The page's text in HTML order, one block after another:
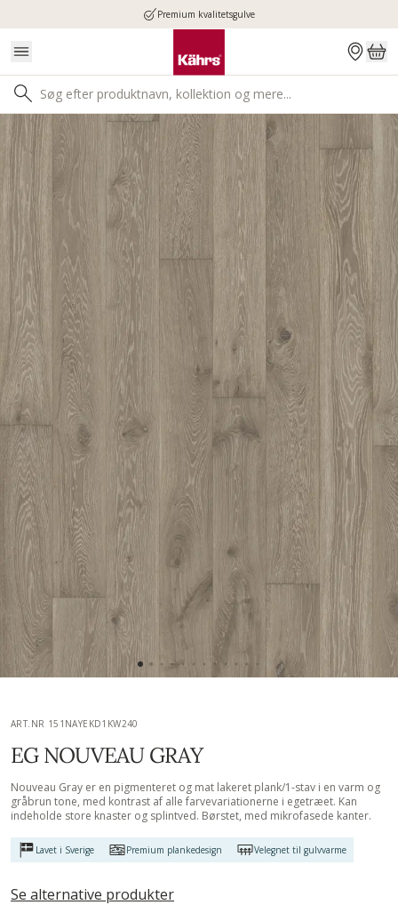
Premium kvalitetsgulve
ART.NR 151NAYEKD1KW240
EG NOUVEAU GRAY
Nouveau Gray er en pigmenteret og mat lakeret plank/1-stav i en varm og
gråbrun tone, med kontrast af alle farvevariationerne i egetræet. Kan
indeholde store knaster og splintved. Børstet, med mikrofasede kanter.
Lavet i Sverige Premium plankedesign Velegnet til gulvvarme
Se alternative produkter